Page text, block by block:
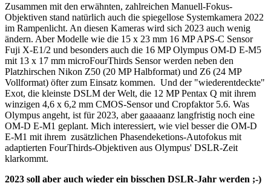
Zusammen mit den erwähnten, zahlreichen Manuell-Fokus-
Objektiven stand natürlich auch die spiegellose Systemkamera 2022
im Rampenlicht. An diesen Kameras wird sich 2023 auch wenig
ändern. Aber Modelle wie die 15 x 23 mm 16 MP APS-C Sensor
Fuji X-E1/2 und besonders auch die 16 MP Olympus OM-D E-M5
mit 13 x 17 mm microFourThirds Sensor werden neben den
Platzhirschen Nikon Z50 (20 MP Halbformat) und Z6 (24 MP
Vollformat) öfter zum Einsatz kommen. Und der "wiederentdeckte"
Exot, die kleinste DSLM der Welt, die 12 MP Pentax Q mit ihrem
winzigen 4,6 x 6,2 mm CMOS-Sensor und Cropfaktor 5.6. Was
Olympus angeht, ist für 2023, aber gaaaaanz langfristig noch eine
OM-D E-M1 geplant. Mich interessiert, wie viel besser die OM-D
E-M1 mit ihrem zusätzlichen Phasendeketions-Autofokus mit
adaptierten FourThirds-Objektiven aus Olympus' DSLR-Zeit
klarkommt.
2023 soll aber auch wieder ein bisschen DSLR-Jahr werden ;-)